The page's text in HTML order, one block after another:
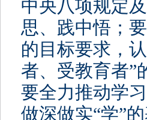
中央八项规定
思、践中悟 ；
的目标要求，
者、受教育者”
要全力推动学
做深做实“学”的